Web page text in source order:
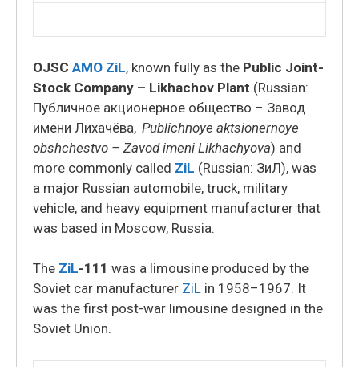
OJSC AMO ZiL, known fully as the Public Joint-
Stock Company – Likhachov Plant (Russian:
Публичное акционерное общество – Завод
имени Лихачёва, Publichnoye aktsionernoye
obshchestvo – Zavod imeni Likhachyova) and
more commonly called ZiL (Russian: ЗиЛ), was
a major Russian automobile, truck, military
vehicle, and heavy equipment manufacturer that
was based in Moscow, Russia.
The ZiL-111 was a limousine produced by the
Soviet car manufacturer ZiL in 1958–1967. It
was the first post-war limousine designed in the
Soviet Union.